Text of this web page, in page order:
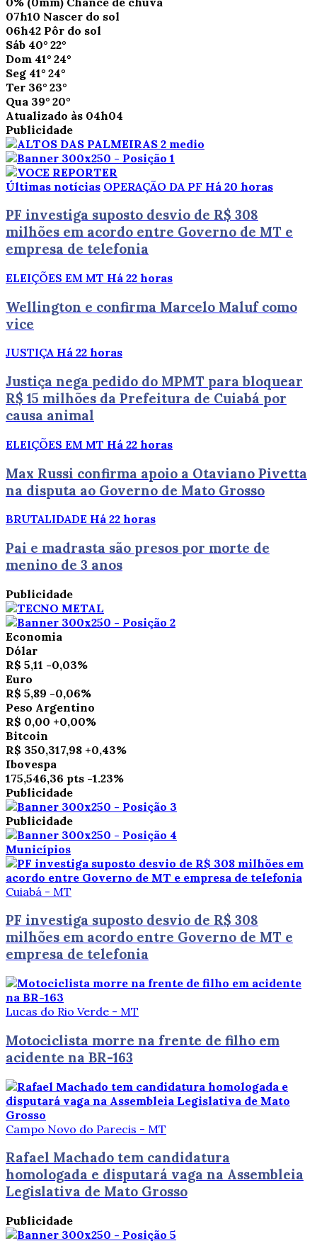
07h10 Nascer do sol
06h42 Pôr do sol
Sáb 40° 22°
Dom 41° 24°
Seg 41° 24°
Ter 36° 23°
Qua 39° 20°
Atualizado às 04h04
Publicidade
Últimas notícias OPERAÇÃO DA PF Há 20 horas
PF investiga suposto desvio de R$ 308
milhões em acordo entre Governo de MT e
empresa de telefonia
ELEIÇÕES EM MT Há 22 horas
Wellington e confirma Marcelo Maluf como
vice
JUSTIÇA Há 22 horas
Justiça nega pedido do MPMT para bloquear
R$ 15 milhões da Prefeitura de Cuiabá por
causa animal
ELEIÇÕES EM MT Há 22 horas
Max Russi confirma apoio a Otaviano Pivetta
na disputa ao Governo de Mato Grosso
BRUTALIDADE Há 22 horas
Pai e madrasta são presos por morte de
menino de 3 anos
Publicidade
Economia
Dólar
R$ 5,11 -0,03%
Euro
R$ 5,89 -0,06%
Peso Argentino
R$ 0,00 +0,00%
Bitcoin
R$ 350,317,98 +0,43%
Ibovespa
175,546,36 pts -1.23%
Publicidade
Publicidade
Municípios
Cuiabá - MT
PF investiga suposto desvio de R$ 308
milhões em acordo entre Governo de MT e
empresa de telefonia
Lucas do Rio Verde - MT
Motociclista morre na frente de filho em
acidente na BR-163
Campo Novo do Parecis - MT
Rafael Machado tem candidatura
homologada e disputará vaga na Assembleia
Legislativa de Mato Grosso
Publicidade